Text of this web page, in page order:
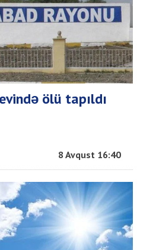
ölü tapıldı
8 Avqust 16:40